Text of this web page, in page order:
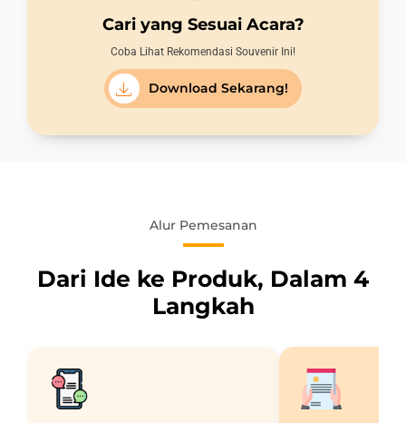
Cari yang Sesuai Acara?
Coba Lihat Rekomendasi Souvenir Ini!
Download Sekarang!
Alur Pemesanan
Dari Ide ke Produk, Dalam 4
Langkah